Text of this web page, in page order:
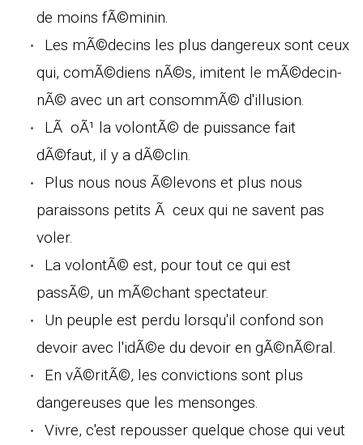
de moins fÃ©minin.
Les mÃ©decins les plus dangereux sont ceux
qui, comÃ©diens nÃ©s, imitent le mÃ©decin-
nÃ© avec un art consommÃ© d'illusion.
LÃ oÃ¹ la volontÃ© de puissance fait
dÃ©faut, il y a dÃ©clin.
Plus nous nous Ã©levons et plus nous
paraissons petits Ã ceux qui ne savent pas
voler.
La volontÃ© est, pour tout ce qui est
passÃ©, un mÃ©chant spectateur.
Un peuple est perdu lorsqu'il confond son
devoir avec l'idÃ©e du devoir en gÃ©nÃ©ral.
En vÃ©ritÃ©, les convictions sont plus
dangereuses que les mensonges.
Vivre, c'est repousser quelque chose qui veut